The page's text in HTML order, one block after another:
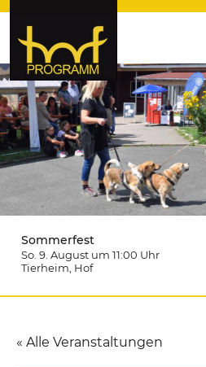
hof-programm – das
Hochfranken
Sommerfest
So. 9. August um 11:00 Uhr
Tierheim , Hof
« Alle Veranstaltungen